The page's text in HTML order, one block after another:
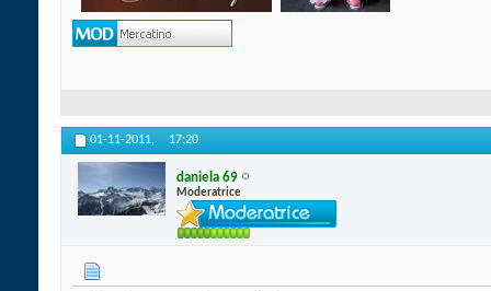
01-11-2011, 17:20
daniela 69
Moderatrice